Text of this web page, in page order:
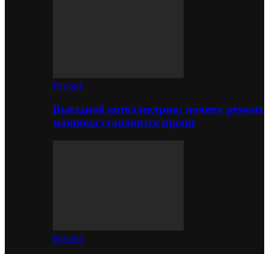
Ремонт
Выездной автоэлектрик: почему ремонт
машины становится проще
Ремонт